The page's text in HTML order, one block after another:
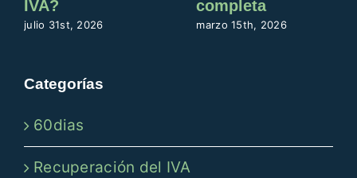
Categorías
60dias
Recuperación del IVA
IVA?
julio 31st, 2026
completa
marzo 15th, 2026